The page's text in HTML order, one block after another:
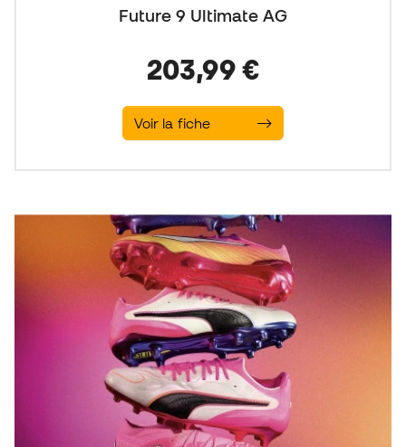
Future 9 Ultimate AG
203,99 €
Voir la fiche